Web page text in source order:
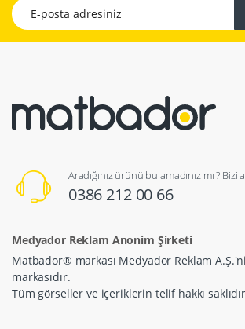
E-posta adresiniz
Aradığınız ürünü bulamadınız mı ?
0386 212 00 66
Medyador Reklam Anonim Şirketi
Matbador® markası Medyador Reklam
markasıdır.
Tüm görseller ve içeriklerin telif hakkı